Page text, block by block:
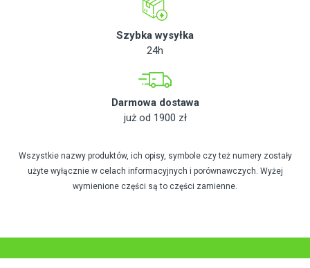
Szybka wysyłka
24h
Darmowa dostawa
już od 1900 zł
Wszystkie nazwy produktów, ich opisy, symbole czy też numery zostały
użyte wyłącznie w celach informacyjnych i porównawczych. Wyżej
wymienione części są to części zamienne.